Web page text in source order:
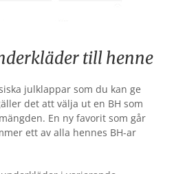
till henne
julklappar som du kan ge
det att välja ut en BH som
En ny favorit som går
ett av alla hennes BH-ar